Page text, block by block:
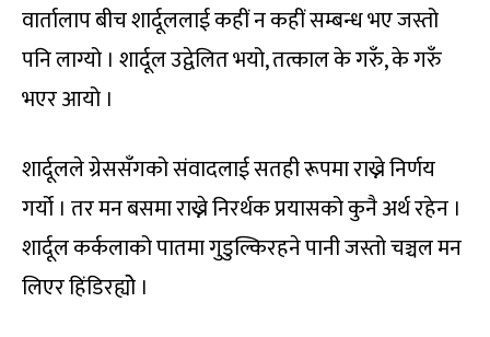
वार्तालाप बीच शार्दूललाई कहीं न कहीं सम्बन्ध भए जस्तो
पनि लाग्यो । शार्दूल उद्वेलित भयो, तत्काल के गरुँ, के गरुँ
भएर आयो ।
शार्दूलले ग्रेससँगको संवादलाई सतही रूपमा राख्ने निर्णय
गर्यो । तर मन बसमा राख्ने निरर्थक प्रयासको कुनै अर्थ रहेन ।
शार्दूल कर्कलाको पातमा गुडुल्किरहने पानी जस्तो चञ्चल मन
लिएर हिंडिरह्योे ।